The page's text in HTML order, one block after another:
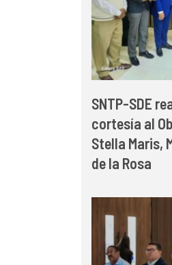
SNTP-SDE
cortesía al
Stella Maris,
de la Rosa